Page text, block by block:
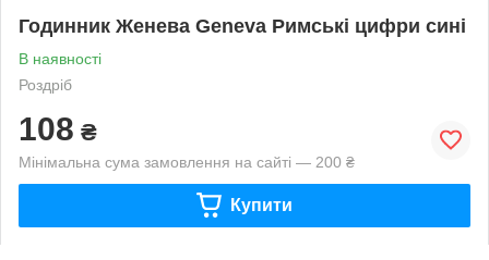
Годинник Женева Geneva Римські цифри сині
В наявності
Роздріб
108 ₴
Мінімальна сума замовлення на сайті — 200 ₴
Купити